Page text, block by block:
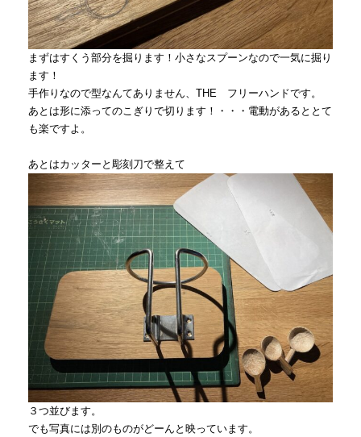
まずはすくう部分を掘ります！小さなスプーンなので一気に掘り
ます！
手作りなので型なんてありません、THE フリーハンドです。
あとは形に添ってのこぎりで切ります！・・・電動があるととて
も楽ですよ。
あとはカッターと彫刻刀で整えて
３つ並びます。
でも写真には別のものがどーんと映っています。